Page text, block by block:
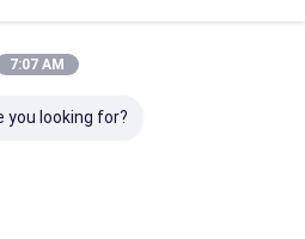
7:07 AM
you looking for?